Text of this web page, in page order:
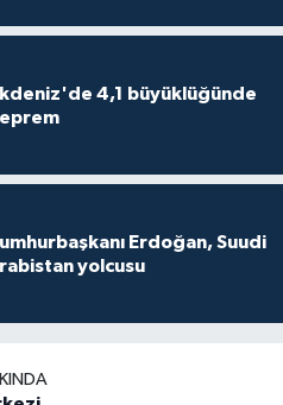
4,1 büyüklüğünde
Erdoğan, Suudi
yolcusu